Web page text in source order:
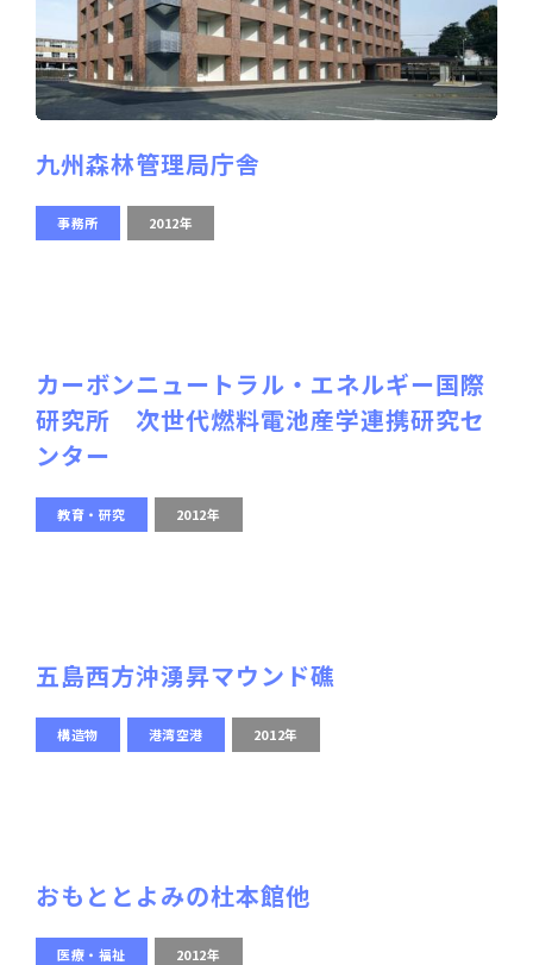
九州森林管理局庁舎
事務所 2012年
カーボンニュートラル・エネルギー国際
研究所 次世代燃料電池産学連携研究セ
ンター
教育・研究 2012年
五島西方沖湧昇マウンド礁
構造物 港湾空港 2012年
おもととよみの杜本館他
医療・福祉 2012年